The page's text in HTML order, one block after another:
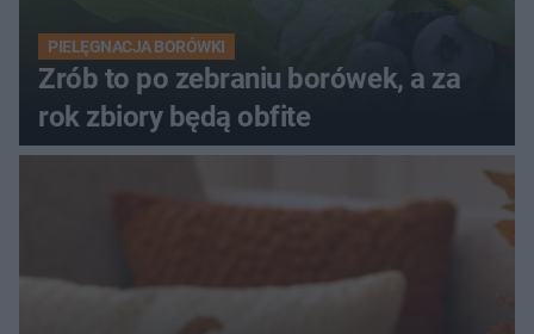
PIELĘGNACJA BORÓWKI
Zrób to po zebraniu borówek, a za
rok zbiory będą obfite